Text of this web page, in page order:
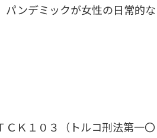
パンデミックが女性の日常的な
Ｋ１０３（トルコ刑法第一〇